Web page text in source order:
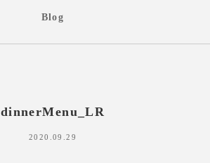
Blog
dinnerMenu_LR
2020.09.29